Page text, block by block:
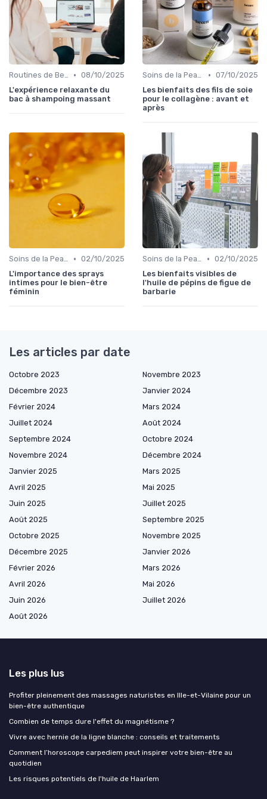
Routines de Beauté et Soins • 08/10/2025
L'expérience relaxante du
bac à shampoing massant
Soins de la Peau Naturels • 07/10/2025
Les bienfaits des fils de soie
pour le collagène : avant et
après
Soins de la Peau Naturels • 02/10/2025
L'importance des sprays
intimes pour le bien-être
féminin
Soins de la Peau Naturels • 02/10/2025
Les bienfaits visibles de
l'huile de pépins de figue de
barbarie
Les articles par date
Octobre 2023
Novembre 2023
Décembre 2023
Janvier 2024
Février 2024
Mars 2024
Juillet 2024
Août 2024
Septembre 2024
Octobre 2024
Novembre 2024
Décembre 2024
Janvier 2025
Mars 2025
Avril 2025
Mai 2025
Juin 2025
Juillet 2025
Août 2025
Septembre 2025
Octobre 2025
Novembre 2025
Décembre 2025
Janvier 2026
Février 2026
Mars 2026
Avril 2026
Mai 2026
Juin 2026
Juillet 2026
Août 2026
Les plus lus
Profiter pleinement des massages naturistes en Ille-et-Vilaine pour un
bien-être authentique
Combien de temps dure l'effet du magnétisme ?
Vivre avec hernie de la ligne blanche : conseils et traitements
Comment l’horoscope carpediem peut inspirer votre bien-être au
quotidien
Les risques potentiels de l'huile de Haarlem